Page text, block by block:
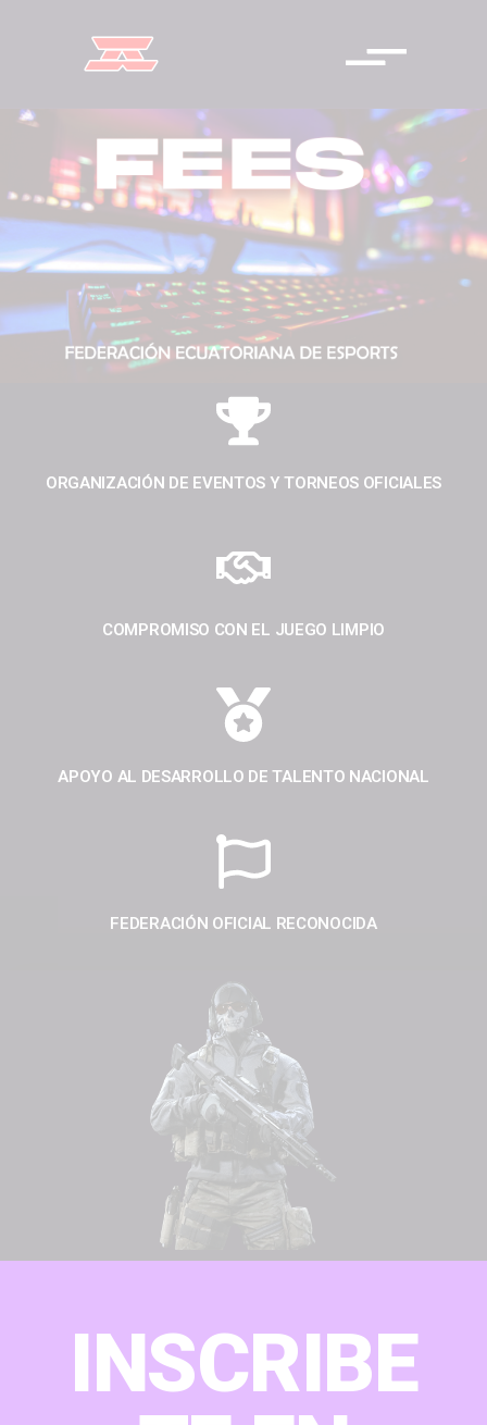
ORGANIZACIÓN DE EVENTOS Y TORNEOS OFICIALES
COMPROMISO CON EL JUEGO LIMPIO
APOYO AL DESARROLLO DE TALENTO NACIONAL
FEDERACIÓN OFICIAL RECONOCIDA
INSCRIBE